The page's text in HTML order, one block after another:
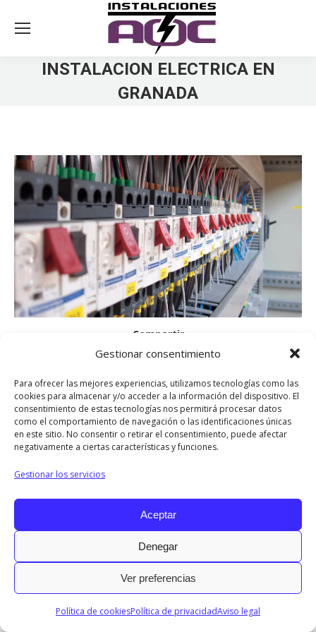
Gestionar consentimiento
Para ofrecer las mejores experiencias, utilizamos tecnologías como las
cookies para almacenar y/o acceder a la información del dispositivo. El
consentimiento de estas tecnologías nos permitirá procesar datos
como el comportamiento de navegación o las identificaciones únicas
en este sitio. No consentir o retirar el consentimiento, puede afectar
negativamente a ciertas características y funciones.
Gestionar los servicios
Aceptar
Denegar
Ver preferencias
Política de cookiesPolítica de privacidadAviso legal
INSTALACION ELECTRICA EN
GRANADA
Compartir
on
Facebook
on
X
on
LinkedIn
on
Pinterest
on
WhatsApp
2017 © Todos los derechos reservados.
Diseñado por © Ondiseño.com 2017